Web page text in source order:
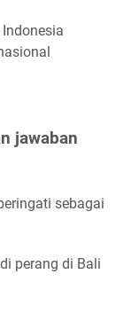
jawaban
sebagai
perang di Bali